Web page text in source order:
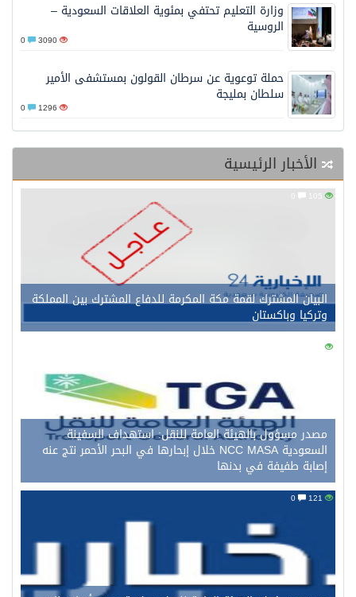
وزارة التعليم تحتفي بمئوية العلاقات السعودية –
الروسية
3090
حملة توعوية عن سرطان القولون بمستشفى الأمير
سلطان بمليجة
1296
الأخبار الرئيسية
البيان المشترك لقمة مكة المكرمة للدفاع المشترك بين المملكة
وتركيا وباكستان
134
مصدر مسؤول بالهيئة العامة للنقل: استهداف السفينة
السعودية NCC MASA خلال إبحارها في البحر الأحمر نتج عنه
إصابة طفيفة في بدنها